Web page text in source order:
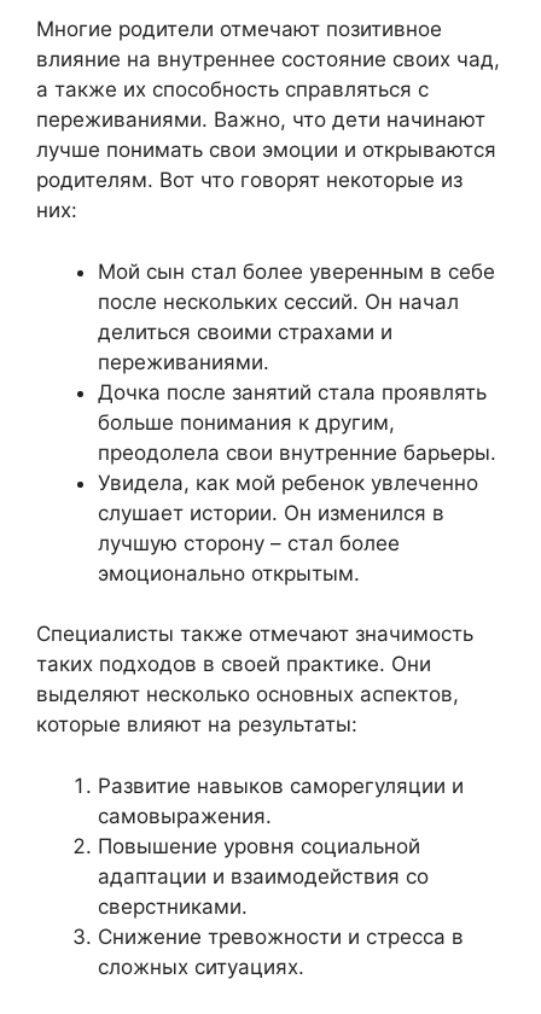
Многие родители отмечают позитивное
влияние на внутреннее состояние своих чад,
а также их способность справляться с
переживаниями. Важно, что дети начинают
лучше понимать свои эмоции и открываются
родителям. Вот что говорят некоторые из
них:
Мой сын стал более уверенным в себе
после нескольких сессий. Он начал
делиться своими страхами и
переживаниями.
Дочка после занятий стала проявлять
больше понимания к другим,
преодолела свои внутренние барьеры.
Увидела, как мой ребенок увлеченно
слушает истории. Он изменился в
лучшую сторону – стал более
эмоционально открытым.
Специалисты также отмечают значимость
таких подходов в своей практике. Они
выделяют несколько основных аспектов,
которые влияют на результаты:
Развитие навыков саморегуляции и
самовыражения.
Повышение уровня социальной
адаптации и взаимодействия со
сверстниками.
Снижение тревожности и стресса в
сложных ситуациях.